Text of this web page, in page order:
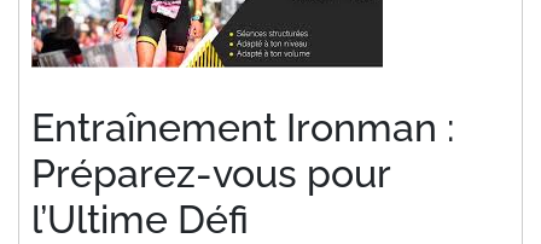
Entraînement Ironman :
Préparez-vous pour
l’Ultime Défi